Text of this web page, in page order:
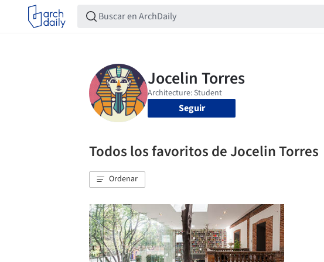
Seguir
Todos los favoritos de Jocelin Torres
Ordenar